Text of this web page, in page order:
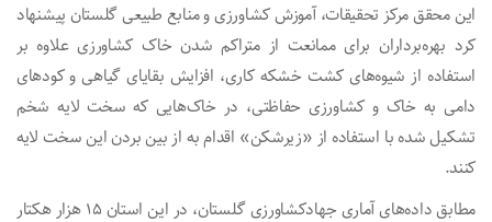
این محقق مرکز تحقیقات، آموزش کشاورزی و منابع طبیعی گلستان پیشنهاد
کرد بهره‌برداران برای ممانعت از متراکم شدن خاک کشاورزی علاوه بر
استفاده از شیوه‌های کشت خشکه کاری، افزایش بقایای گیاهی و کودهای
دامی به خاک و کشاورزی حفاظتی، در خاک‌هایی که سخت لایه شخم
تشکیل شده با استفاده از «زیرشکن» اقدام به از بین بردن این سخت لایه
کنند.
مطابق داده‌های آماری جهادکشاورزی گلستان، در این استان ۱۵ هزار هکتار